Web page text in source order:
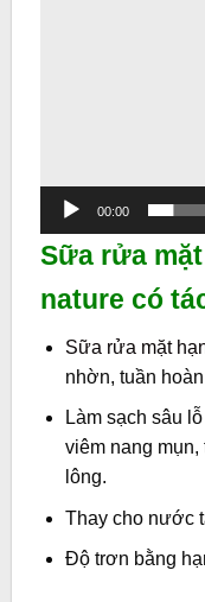
00:00
Sữa rửa mặt
nature có
Sữa rửa mặt
nhờn, tuần
Làm sạch sâu
viêm nang
lông.
Thay cho nước
Độ trơn bằng